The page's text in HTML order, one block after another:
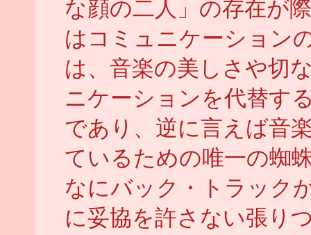
な顔の二人」の存在が
はコミュニケーション
は、音楽の美しさや切
ニケーションを代替す
であり、逆に言えば音
ているための唯一の蜘
なにバック・トラック
に妥協を許さない張り